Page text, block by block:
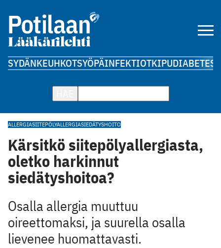
SYDÄNKEUHKOTSYÖPÄINFEKTIOTKIPUDIABETES
ALLERGIASIITEPÖLYALLERGIASIEDÄTYSHOITO
Kärsitkö siitepölyallergiasta,
oletko harkinnut
siedätyshoitoa?
Osalla allergia muuttuu
oireettomaksi, ja suurella osalla
lievenee huomattavasti.